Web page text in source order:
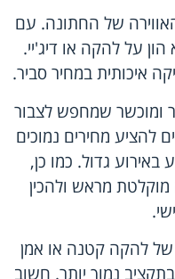
של החתונה. עם
על להקה או דיג'יי.
איכותית במחיר סביר.
ומוכשר שמחפש לצבור
להציע מחירים נמוכים
באירוע גדול. כמו כן,
מראש ולהכין
להקה קטנה או אמן
נמוך יותר. חשוב